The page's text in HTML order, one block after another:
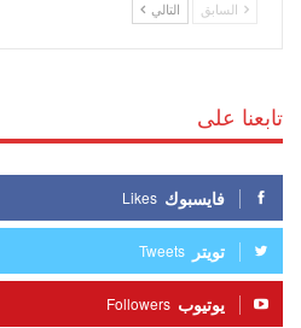
السابق التالي
تابعنا على
فايسبوك Likes
تويتر Tweets
يوتيوب Followers